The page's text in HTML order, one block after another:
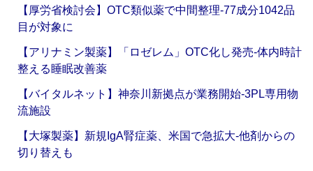
【厚労省検討会】OTC類似薬で中間整理‐77成分1042品
目が対象に
【アリナミン製薬】「ロゼレム」OTC化し発売‐体内時計
整える睡眠改善薬
【バイタルネット】神奈川新拠点が業務開始‐3PL専用物
流施設
【大塚製薬】新規IgA腎症薬、米国で急拡大‐他剤からの
切り替えも